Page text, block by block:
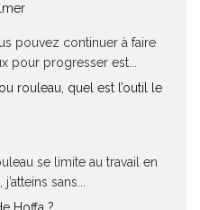
pouvez continuer à faire
pour progresser est...
rouleau, quel est l’outil le
se limite au travail en
sans...